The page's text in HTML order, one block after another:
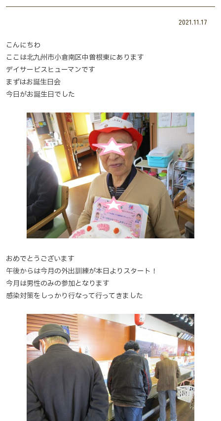
2021.11.17
こんにちわ
ここは北九州市小倉南区中曽根東にあります
デイサービスヒューマンです
まずはお誕生日会
今日がお誕生日でした
おめでとうございます
午後からは今月の外出訓練が本日よりスタート！
今月は男性のみの参加となります
感染対策をしっかり行なって行ってきました